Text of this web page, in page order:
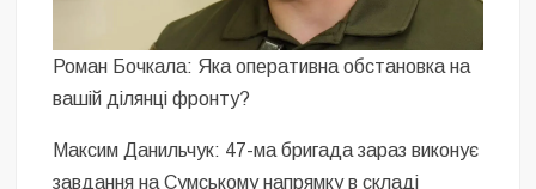
Роман Бочкала: Яка оперативна обстановка на
вашій ділянці фронту?
Максим Данильчук: 47-ма бригада зараз виконує
завдання на Сумському напрямку в складі